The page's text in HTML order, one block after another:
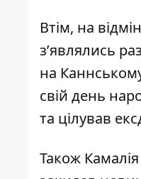
Втім, на
з’являлись
на
свій день
та цілував
Також